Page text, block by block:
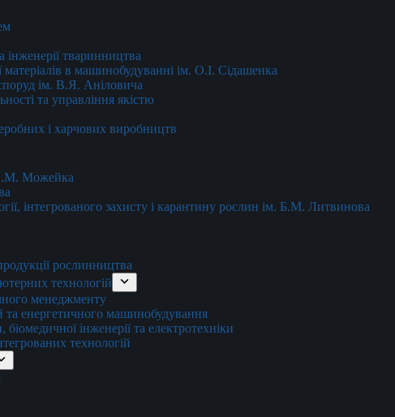
тваринництва
матеріалів в машинобудуванні ім. О.І. Сідашенка
ім. В.Я. Аніловича
та управління якістю
і харчових виробництв
О.М. Можейка
інтегрованого захисту і карантину рослин ім. Б.М. Литвинова
рослинництва
технологій
менеджменту
та енергетичного машинобудування
інженерії та електротехніки
технологій